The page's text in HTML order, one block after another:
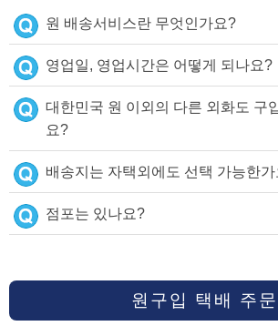
원 배송서비스란 무엇인가요?
영업일, 영업시간은 어떻게 되나요?
대한민국 원 이외의 다른 외화도 구
요?
배송지는 자택외에도 선택 가능한
점포는 있나요?
원구입 택배 주문